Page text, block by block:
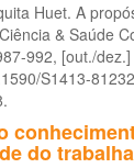
Huet. A
& Saúde
992, [out./
S1413-
do